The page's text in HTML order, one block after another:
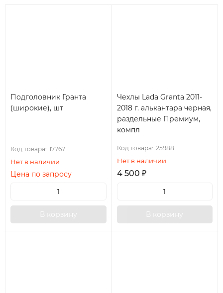
Подголовник Гранта
(широкие), шт
Код товара: 17767
Нет в наличии
Цена по запросу
В корзину
Чехлы Lada Granta 2011-
2018 г. алькантара черная,
раздельные Премиум,
компл
Код товара: 25988
Нет в наличии
4 500 ₽
В корзину